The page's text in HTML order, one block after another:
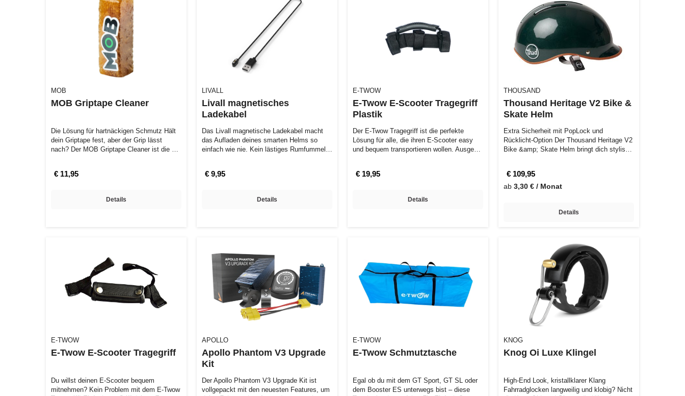
MOB
MOB Griptape Cleaner
Die Lösung für hartnäckigen Schmutz Hält
dein Griptape fest, aber der Grip lässt
nach? Der MOB Griptape Cleaner ist die …
€ 11,95
Details
LIVALL
Livall magnetisches
Ladekabel
Das Livall magnetische Ladekabel macht
das Aufladen deines smarten Helms so
einfach wie nie. Kein lästiges Rumfummeln
€ 9,95
Details
E-TWOW
E-Twow E-Scooter Tragegriff
Plastik
Der E-Twow Tragegriff ist die perfekte
Lösung für alle, die ihren E-Scooter easy
und bequem transportieren wollen. Ausge…
€ 19,95
Details
THOUSAND
Thousand Heritage V2 Bike &
Skate Helm
Extra Sicherheit mit PopLock und
Rücklicht-Option Der Thousand Heritage V2
Bike &amp; Skate Helm bringt dich stylish
€ 109,95
ab 3,30 € / Monat
Details
E-TWOW
E-Twow E-Scooter Tragegriff
Du willst deinen E-Scooter bequem
mitnehmen? Kein Problem mit dem E-Twow
APOLLO
Apollo Phantom V3 Upgrade
Kit
Der Apollo Phantom V3 Upgrade Kit ist
vollgepackt mit den neuesten Features, um
E-TWOW
E-Twow Schmutztasche
Egal ob du mit dem GT Sport, GT SL oder
dem Booster ES unterwegs bist – diese
KNOG
Knog Oi Luxe Klingel
High-End Look, kristallklarer Klang
Fahrradglocken langweilig und klobig? Nicht